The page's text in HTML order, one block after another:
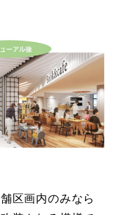
区画内のみなら